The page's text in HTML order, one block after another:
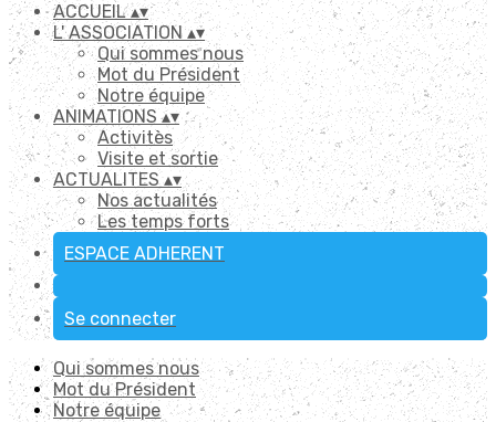
ACCUEIL▴▾
L' ASSOCIATION▴▾
Qui sommes nous
Mot du Président
Notre équipe
ANIMATIONS▴▾
Activitès
Visite et sortie
ACTUALITES ▴▾
Nos actualités
Les temps forts
ESPACE ADHERENT
Se connecter
Qui sommes nous
Mot du Président
Notre équipe